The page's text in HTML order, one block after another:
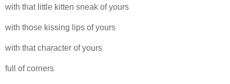
with that little kitten sneak of yours
with those kissing lips of yours
with that character of yours
full of corners